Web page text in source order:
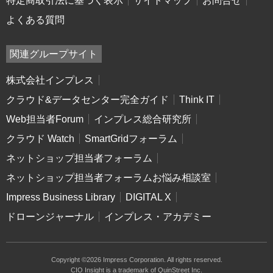
よくある質問
関連グループサイト
株式会社インプレス
クラウド&データセンター完全ガイド
Think IT
Web担当者Forum
インプレス総合研究所
クラウド Watch
SmartGridフォーラム
ネットショップ担当者フォーラム
ネットショップ担当者フォーラムお悩み相談室
Impress Business Library
DIGITAL X
ドローンジャーナル
インプレス・アカデミー
Copyright ©2026 Impress Corporation. All rights reserved.
CIO Insight is a trademark of QuinStreet Inc.